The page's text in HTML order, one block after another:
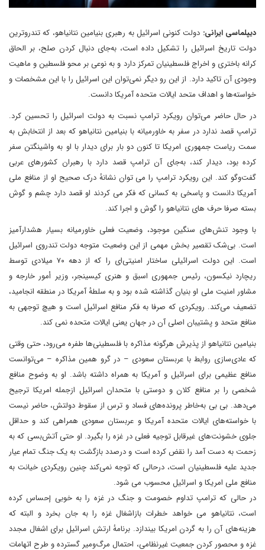
دیپلماسی ایرانی: دولت کنونی اسرائیل به رهبری بنیامین نتانیاهو، که تندروترین
دولت تاریخ اسرائیل را تشکیل داده است، به‌جای دنبال کردن صلح، بر الحاق
کرانه باختری و اخراج فلسطینیان تمرکز دارد و به نوعی بر محو فلسطین و ماهیت
وجودی آن تاکید دارد. از این رو دیگر نمی‌توان این اسرائیل را با این مشخصات و
خواسته‌ها و اهداف متحد ایالات متحده آمریکا دانست.
در حال حاضر می‌توان رویکرد ترامپ نسبت به دولت اسرائیل را تحسین کرد.
ترامپ قصد ندارد در سفر به خاورمیانه با بنیامین نتانیاهو که بعد از انتخابش به
سمت ریاست جمهوری امریکا تا کنون دو بار برای دیدار با او به واشینگتن سفر
کرده بود، دیدار کند، به‌جای آن ترامپ قصد دارد با رهبران کشورهای عربی
گفت‌وگو کند. این رویکرد ترامپ را می توان نشانهٔ درک صحیح او از منافع ملی
آمریکا دانست و پاسخی به کسانی که فکر می کردند او قصد دارد چشم و گوش
بسته صرفا حرف های نتانیاهو را گوش و اجرا کند.
با وجود تنش‌های سنگین موجود، وضعیت فعلی خاورمیانه بسیار هشدارآمیز
است. بی‌شک تقصیر بخش مهمی از این وضعیت متوجه دولت تندروی اسرائیل
است. این دولت اسرائیلی ساختار امنیتی‌ای را که از دهه ۷۰ میلادی توسط
ریچارد نیکسون، رئیس جمهوری اسبق و هنری کیسینجر، وزیر أمور خارجه و
مشاور امنیت ملی او بنیان گذاشته شده بود و به سلطهٔ آمریکا در منطقه انجامید،
تضعیف می‌کند. رویکردی که صرفا به فکر منافع اسرائیل است و هیچ توجهی به
منافع متحد و پشتیبان اصلی آن در جهان یعنی ایالات متحده نمی کند.
بنیامین نتانیاهو از پذیرش هرگونه مذاکره با فلسطینی‌ها طفره می‌رود، حتی وقتی
که عادی‌سازی روابط با عربستان سعودی – در گرو همین مذاکره – می‌توانست
منافع عظیمی برای اسرائیل و آمریکا به همراه داشته باشد. او به وضوح منافع
شخصی را بر منافع کلان و دوستی با متحدان اسرائیل ازجمله امریکا ترجیح
می‌دهد. بی بی به‌خاطر پرونده‌های فساد و ترس از سقوط دولتش، حاضر نیست
با خواسته‌های ایالات متحده آمریکا و عربستان سعودی همراهی کند و حداقل
جلوی خشونت‌های غیرقابل توجیه فعلی در غزه را بگیرد. او حتی آتش‌بسی که به
زحمت به دست آمد را نقض کرده است و درصدد بازگشت به یک جنگ تمام عیار
جدید علیه فلسطینیان است، درحالی که توجه نمی‌کند چنین رویکردی خیانت به
منافع ملی امریکا و اسرائیل محسوب می شود.
در حالی که ترامپ تداوم خصومت و جنگ در غزه را به خوبی إحساس کرده
است، نتانیاهو می خواهد ⁠خطرات بازاشغال غزه را به جان بخرد و البته که
هزینه‌های آن را به گردن امریکا بیندازد. برنامهٔ ارتش اسرائیل برای اشغال مجدد
غزه و محصور کردن جمعیت غیرنظامی، احتمال مرگ‌ومیر گسترده و طرح اتهامات